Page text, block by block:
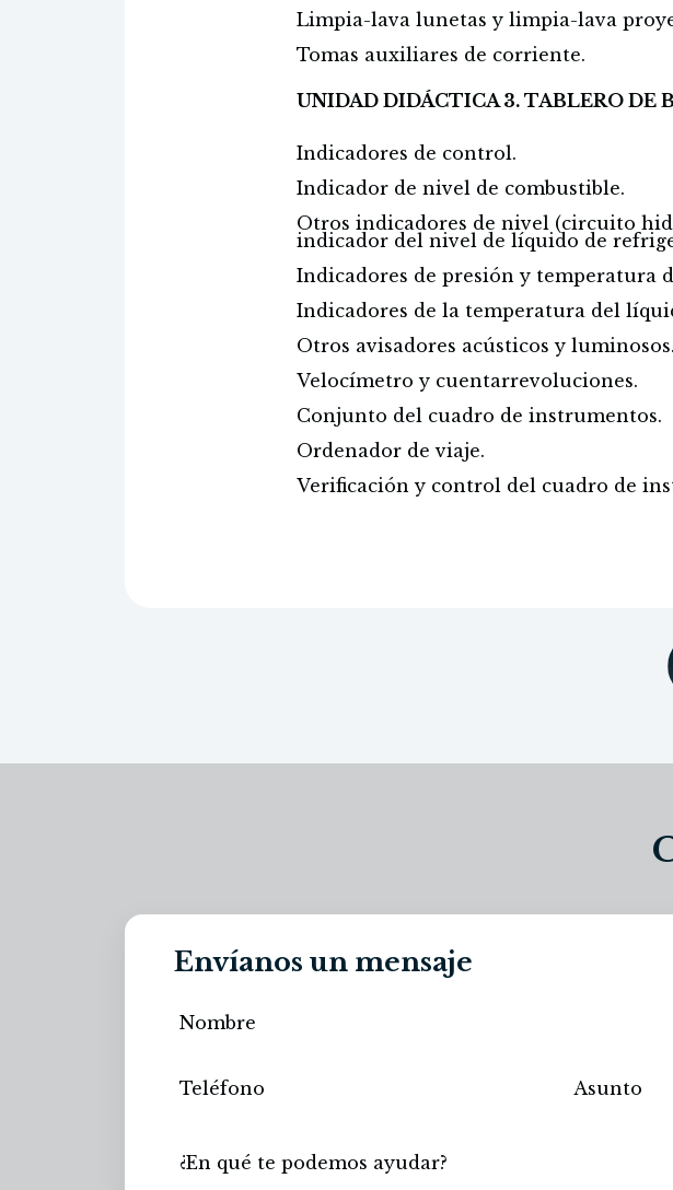
Limpia-lava lunetas y limpia-lava
Tomas auxiliares de corriente.
UNIDAD DIDÁCTICA 3. TABLERO DE
Indicadores de control.
Indicador de nivel de combustible.
Otros indicadores de nivel (circuito
indicador del nivel de líquido de
Indicadores de presión y temperatura
Indicadores de la temperatura del
Otros avisadores acústicos y luminosos.
Velocímetro y cuentarrevoluciones.
Conjunto del cuadro de instrumentos.
Ordenador de viaje.
Verificación y control del cuadro de
Envíanos un mensaje